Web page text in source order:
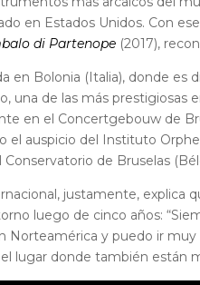
en Estados Unidos. Con
di Partenope (2017),
en Bolonia (Italia), donde es
una de las más
en el Concertgebouw de
el auspicio del Instituto
de Bruselas
justamente, explica
luego de cinco años:
Norteamérica y puedo ir
lugar donde también están